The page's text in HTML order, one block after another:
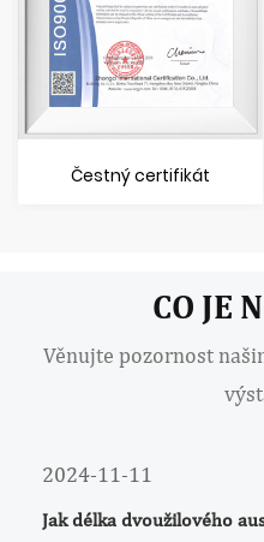
Čestný certifikát
CO JE
Věnujte pozornost
2024-11-11
Jak délka dvoužilového